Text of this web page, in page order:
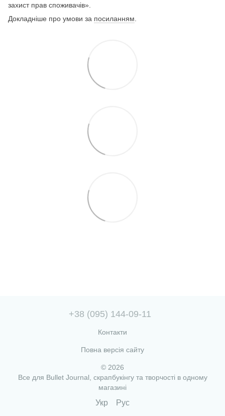
захист прав споживачів».
Докладніше про умови за посиланням
+38 (095) 144-09-11
Контакти
Повна версія сайту
© 2026
Все для Bullet Journal, скрапбукінгу та творчості в одному
магазині
Укр Рус